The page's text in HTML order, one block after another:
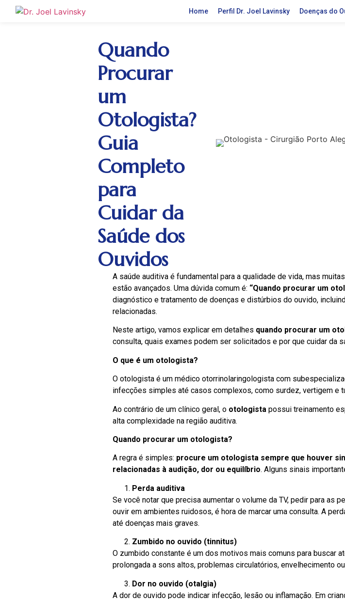
Home Perfil Dr. Joel Lavinsky Doenças do
Quando
Procurar
um
Otologista?
Guia
Completo
para
Cuidar da
Saúde dos
Ouvidos
A saúde auditiva é fundamental para a qualidade de vida, mas
estão avançados. Uma dúvida comum é: “Quando procurar um
diagnóstico e tratamento de doenças e distúrbios do ouvido,
relacionadas.
Neste artigo, vamos explicar em detalhes quando procurar um
consulta, quais exames podem ser solicitados e por que cuidar da
O que é um otologista?
O otologista é um médico otorrinolaringologista com
infecções simples até casos complexos, como surdez, vertigem e
Ao contrário de um clínico geral, o otologista possui treinamento
alta complexidade na região auditiva.
Quando procurar um otologista?
A regra é simples: procure um otologista sempre que houver
relacionadas à audição, dor ou equilíbrio. Alguns sinais
Perda auditiva
Se você notar que precisa aumentar o volume da TV, pedir para as
ouvir em ambientes ruidosos, é hora de marcar uma consulta. A
até doenças mais graves.
Zumbido no ouvido (tinnitus)
O zumbido constante é um dos motivos mais comuns para buscar
prolongada a sons altos, problemas circulatórios, envelhecimento
Dor no ouvido (otalgia)
A dor de ouvido pode indicar infecção, lesão ou inflamação. Em